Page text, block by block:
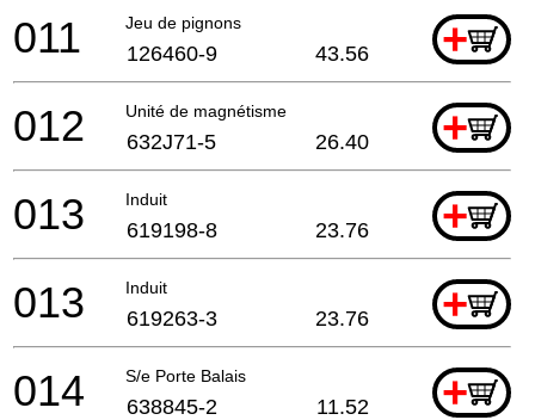
Jeu de pignons +
011 126460-9 43.56
Unité de magnétisme +
012 632J71-5 26.40
Induit +
013 619198-8 23.76
Induit +
013 619263-3 23.76
S/e Porte Balais +
014 638845-2 11.52